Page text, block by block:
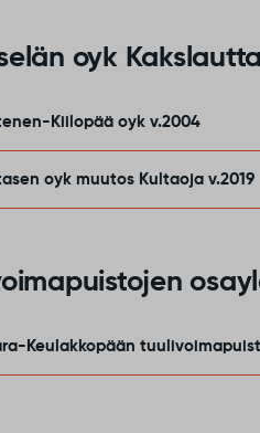
oyk
Kiilopää oyk v.2004
oyk muutos Kultaoja v.2019
Keulakkopään